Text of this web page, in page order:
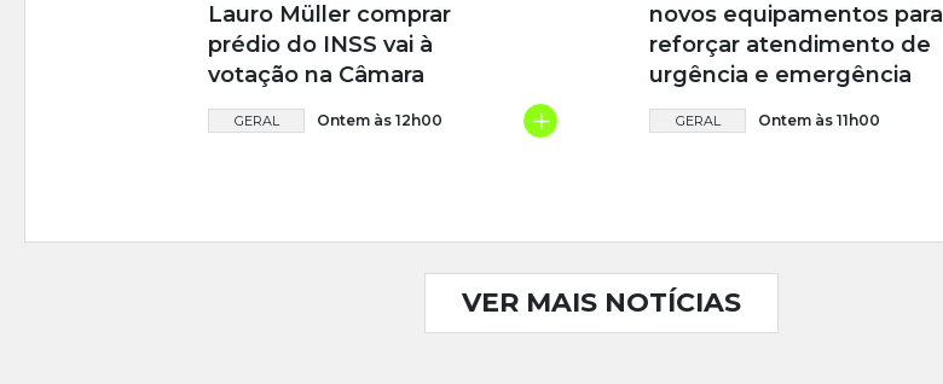
Lauro Müller comprar
prédio do INSS vai à
votação na Câmara
GERAL Ontem às 12h00 +
novos equipamentos para
reforçar atendimento de
urgência e emergência
GERAL Ontem às 11h00
VER MAIS NOTÍCIAS